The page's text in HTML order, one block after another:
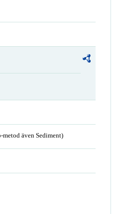
även Sediment)